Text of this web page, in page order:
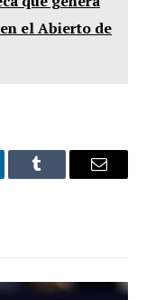
el Abierto de
Tumblr Email